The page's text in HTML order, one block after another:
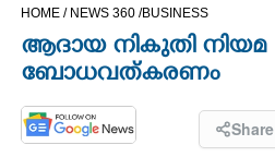
HOME / NEWS 360 /BUSINESS
ആദായ നികുതി നിയമ
ബോധവത്കരണം
Share